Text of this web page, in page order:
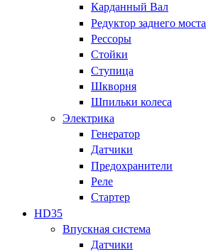
Карданный Вал
Редуктор заднего моста
Рессоры
Стойки
Ступица
Шкворня
Шпильки колеса
Электрика
Генератор
Датчики
Предохранители
Реле
Стартер
HD35
Впускная система
Датчики